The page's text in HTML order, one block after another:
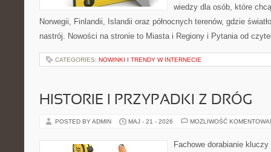
wiedzy dla osób, które
Norwegii, Finlandii, Islandii oraz północnych terenów, gdzie
nastrój. Nowości na stronie to Miasta i Regiony i Pytania od
CATEGORIES: NOWINKI I TRENDY W INTERNECIE
HISTORIE I PRZYPADKI Z DRÓG
POSTED BY ADMIN MAJ - 21 - 2026 MOŻLIWOŚĆ
Fachowe dorabianie